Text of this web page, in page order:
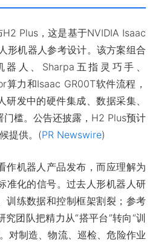
Plus，这是基于NVIDIA Isaac
形机器人参考设计。该方案组合
器人、Sharpa五指灵巧手、
算力和Isaac GR00T软件流程，
研发中的硬件集成、数据采集、
门槛。公告还披露，H2 Plus预计
提供。(PR Newswire)
作机器人产品发布，而应理解为
准化的信号。过去人形机器人研
训练数据和控制框架割裂；参考
团队把精力从“搭平台”转向“训
对制造、物流、巡检、危险作业